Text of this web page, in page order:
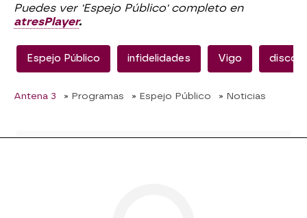
Puedes ver 'Espejo Público' completo en
atresPlayer.
Espejo Público infidelidades Vigo
Antena 3 » Programas » Espejo Público » Noticias